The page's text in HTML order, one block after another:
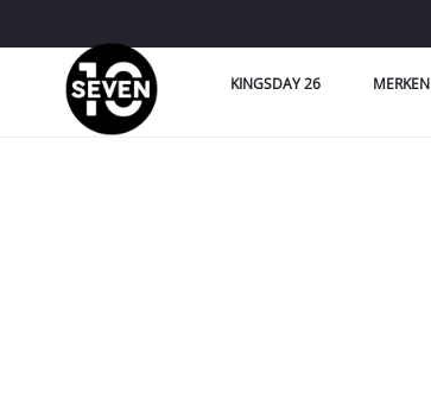
KINGSDAY 26 MERKEN